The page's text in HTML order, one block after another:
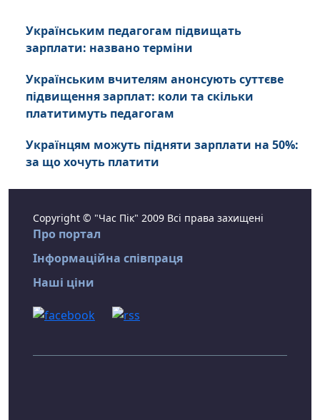
Українським педагогам підвищать
зарплати: названо терміни
Українським вчителям анонсують суттєве
підвищення зарплат: коли та скільки
платитимуть педагогам
Українцям можуть підняти зарплати на 50%:
за що хочуть платити
Copyright © "Час Пік" 2009 Всі права захищені
Про портал
Інформаційна співпраця
Наші ціни